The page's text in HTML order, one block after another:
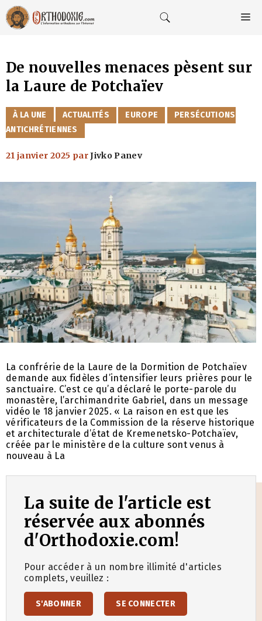
Aller
au
contenu
De nouvelles menaces pèsent sur
la Laure de Potchaïev
CATÉGORIES
À LA UNE ACTUALITÉS EUROPE
PERSÉCUTIONS
ANTICHRÉTIENNES
21 janvier 2025 parJivko Panev
La confrérie de la Laure de la Dormition de Potchaïev
demande aux fidèles d’intensifier leurs prières pour le
sanctuaire. C’est ce qu’a déclaré le porte-parole du
monastère, l’archimandrite Gabriel, dans un message
vidéo le 18 janvier 2025. « La raison en est que les
vérificateurs de la Commission de la réserve historique
et architecturale d’état de Kremenetsko-Potchaïev,
créée par le ministère de la culture sont venus à
nouveau à La
La suite de l'article est
réservée aux abonnés
d'Orthodoxie.com!
Pour accéder à un nombre illimité d'articles
complets, veuillez :
S'ABONNER SE CONNECTER